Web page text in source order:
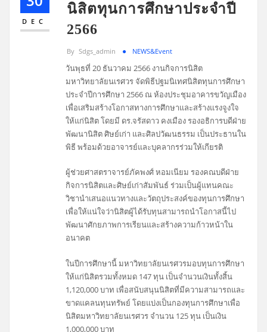
DEC
นิสิตทุนการศึกษาประจำปี
2566
By Sdgs_admin NEWS&Event
วันพุธที่ 20 ธันวาคม 2566 งานกิจการนิสิต
มหาวิทยาลัยนเรศวร จัดพิธีปฐมนิเทศนิสิตทุนการศึกษา
ประจำปีการศึกษา 2566 ณ ห้องประชุมอาคารขวัญเมือง
เพื่อเสริมสร้างโอกาสทางการศึกษาและสร้างแรงจูงใจ
ให้แก่นิสิต โดยมี ดร.จรัสดาว คงเมือง รองอธิการบดีฝ่าย
พัฒนานิสิต ศิษย์เก่า และศิลปวัฒนธรรม เป็นประธานใน
พิธี พร้อมด้วยอาจารย์และบุคลากรร่วมให้เกียรติ
ผู้ช่วยศาสตราจารย์ภัคพงศ์ หอมเนียม รองคณบดีฝ่าย
กิจการนิสิตและศิษย์เก่าสัมพันธ์ ร่วมเป็นผู้แทนคณะ
วิชานำเสนอแนวทางและวัตถุประสงค์ของทุนการศึกษา
เพื่อให้แน่ใจว่านิสิตผู้ได้รับทุนสามารถนำโอกาสนี้ไป
พัฒนาศักยภาพการเรียนและสร้างความก้าวหน้าใน
อนาคต
ในปีการศึกษานี้ มหาวิทยาลัยนเรศวรมอบทุนการศึกษา
ให้แก่นิสิตรวมทั้งหมด 147 ทุน เป็นจำนวนเงินทั้งสิ้น
1,120,000 บาท เพื่อสนับสนุนนิสิตที่มีความสามารถและ
ขาดแคลนทุนทรัพย์ โดยแบ่งเป็นกองทุนการศึกษาเพื่อ
นิสิตมหาวิทยาลัยนเรศวร จำนวน 125 ทุน เป็นเงิน
1,000,000 บาท